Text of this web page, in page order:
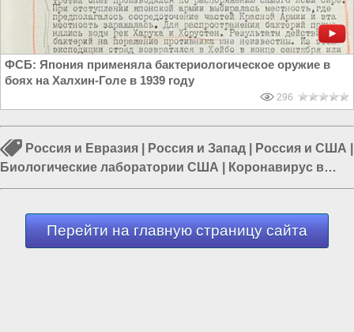
ФСБ: Япония применяла бактериологическое оружие в
боях на Халхин-Голе в 1939 году
296
Россия и Евразия Россия и Запад Россия и США
Биологические лаборатории США
Коронавирус в
мире|Бактериологическая война|Медицина в США
Перейти на главную страницу сайта